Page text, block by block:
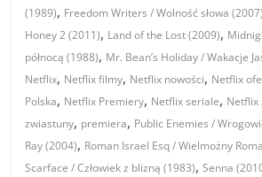
(1989), Freedom Writers / Wolność słowa (2007)
Honey 2 (2011), Land of the Lost (2009),
północą (1988), Mr. Bean’s Holiday / Wakacje
Netflix, Netflix filmy, Netflix nowości, Netflix
Polska, Netflix Premiery, Netflix seriale, Netflix
zwiastuny, premiera, Public Enemies /
Ray (2004), Roman Israel Esq / Wielmożny
Scarface / Człowiek z blizną (1983),Senna